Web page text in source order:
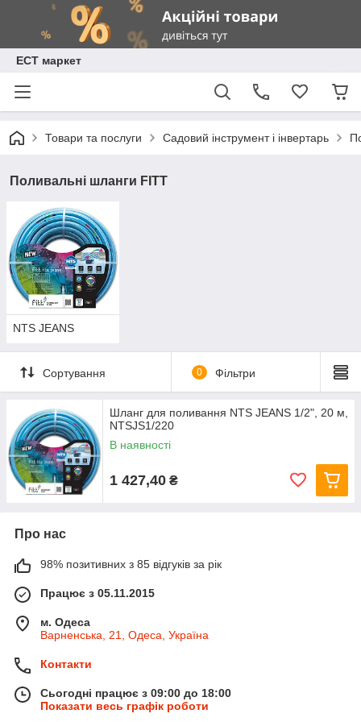
ЕСТ маркет
Товари та послуги Садовий інструмент і інвертарь
Поливальні шланги FITT
NTS JEANS
Сортування 0 Фільтри
Шланг для поливання NTS JEANS 1/2", 20 м,
NTSJS1/220
В наявності
1 427,40 ₴
Про нас
98% позитивних з 85 відгуків за рік
Працює з 05.11.2015
м. Одеса
Варненська, 21, Одеса, Україна
Контакти
Сьогодні працює з 09:00 до 18:00
Показати весь графік роботи